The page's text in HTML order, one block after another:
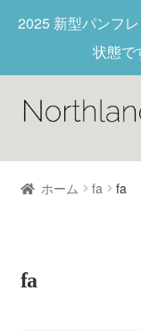
2025 新型パンフ
状態で
Home
ヌメ革
ホーム fa fa
fa